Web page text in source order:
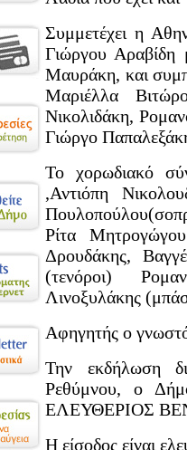
Συμμετέχει η
Γιώργου Αραβίδη
Μαυράκη, και
Μαριέλλα
Νικολιδάκη,
Γιώργο
Το χορωδιακό
,Αντιόπη
Ρίτα
Δρουδάκης,
(τενόροι)
Λινοξυλάκης
Αφηγητής ο
Την εκδήλωση
Ρεθύμνου, ο
ΕΛΕΥΘΕΡΙΟΣ
Η είσοδος είναι